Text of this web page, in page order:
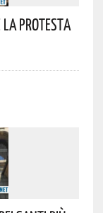
La Protesta